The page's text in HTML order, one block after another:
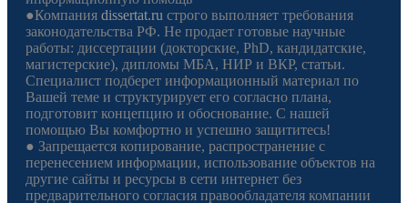
●Компания dissertat.ru строго выполняет требования
законодательства РФ. Не продает готовые научные
работы: диссертации (докторские, PhD, кандидатские,
магистерские), дипломы МБА, НИР и ВКР, статьи.
Специалист подберет информационный материал по
Вашей теме и структурирует его согласно плана,
подготовит концепцию и обоснование. С нашей
помощью Вы комфортно и успешно защититесь!
● Запрещается копирование, распространение с
перенесением информации, использование объектов на
другие сайты и ресурсы в сети интернет без
предварительного согласия правообладателя компании